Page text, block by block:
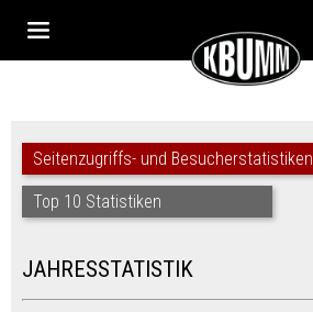
Seitenzugriffs- und Besucherstatistiken
Top 10 Statistiken
JAHRESSTATISTIK